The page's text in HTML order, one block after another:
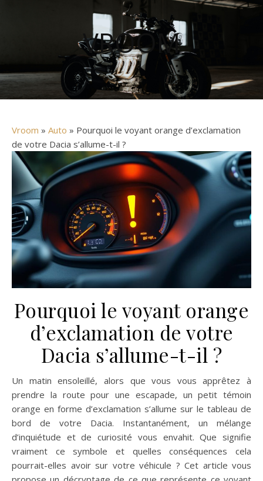
VROOM
Vroom » Auto » Pourquoi le voyant orange d’exclamation
de votre Dacia s’allume-t-il ?
Pourquoi le voyant orange
d’exclamation de votre
Dacia s’allume-t-il ?
Un matin ensoleillé, alors que vous vous apprêtez à
prendre la route pour une escapade, un petit témoin
orange en forme d’exclamation s’allume sur le tableau de
bord de votre Dacia. Instantanément, un mélange
d’inquiétude et de curiosité vous envahit. Que signifie
vraiment ce symbole et quelles conséquences cela
pourrait-elles avoir sur votre véhicule ? Cet article vous